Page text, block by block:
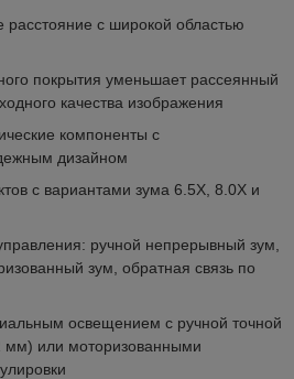
с широкой областью
покрытия уменьшает рассеянный
качества изображения
компоненты с
дизайном
с вариантами зума 6.5X, 8.0X и
ручной непрерывный зум,
зум, обратная связь по
освещением с ручной точной
мм) или моторизованными